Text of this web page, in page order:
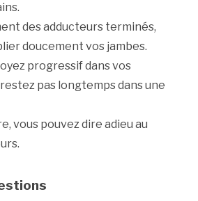
des adducteurs terminés,
doucement vos jambes.
progressif dans vos
pas longtemps dans une
vous pouvez dire adieu au